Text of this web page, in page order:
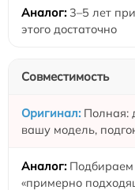
3–5 лет
этого достаточно
Совместимость
Полная:
вашу модель,
«примерно